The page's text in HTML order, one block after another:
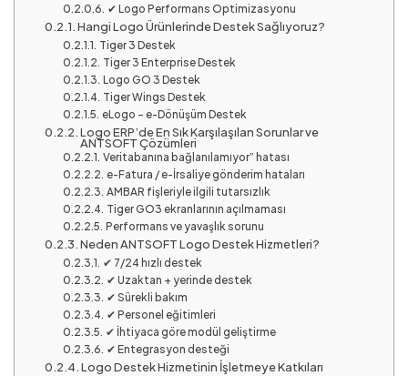
✔ Logo Performans Optimizasyonu
Hangi Logo Ürünlerinde Destek Sağlıyoruz?
Tiger 3 Destek
Tiger 3 Enterprise Destek
Logo GO 3 Destek
Tiger Wings Destek
eLogo – e-Dönüşüm Destek
Logo ERP’de En Sık Karşılaşılan Sorunlar ve
ANTSOFT Çözümleri
Veritabanına bağlanılamıyor” hatası
e-Fatura / e-İrsaliye gönderim hataları
AMBAR fişleriyle ilgili tutarsızlık
Tiger GO3 ekranlarının açılmaması
Performans ve yavaşlık sorunu
Neden ANTSOFT Logo Destek Hizmetleri?
✔ 7/24 hızlı destek
✔ Uzaktan + yerinde destek
✔ Sürekli bakım
✔ Personel eğitimleri
✔ İhtiyaca göre modül geliştirme
✔ Entegrasyon desteği
Logo Destek Hizmetinin İşletmeye Katkıları